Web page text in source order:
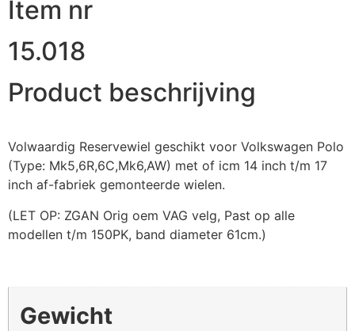
Item nr
15.018
Product beschrijving
Volwaardig Reservewiel geschikt voor Volkswagen Polo
(Type: Mk5,6R,6C,Mk6,AW) met of icm 14 inch t/m 17
inch af-fabriek gemonteerde wielen.
(LET OP: ZGAN Orig oem VAG velg, Past op alle
modellen t/m 150PK, band diameter 61cm.)
Gewicht